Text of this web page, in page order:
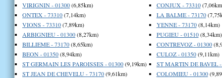
VIRIGNIN - 01300(6,85km)
ONTEX - 73310(7,14km)
VIONS - 73310(7,89km)
ARBIGNIEU - 01300(8,27km)
BILLIEME - 73170(8,65km)
BEON - 01350(8,94km)
ST GERMAIN LES PAROISSES - 01300(9,19km)
ST JEAN DE CHEVELU - 73170(9,61km)
CONJUX - 73310
LA BALME - 73170
YENNE - 73170(8,14km)
PUGIEU - 01510(8,34km)
CONTREVOZ - 01300
CULOZ - 01350(9,11km)
ST MARTIN DE BAVEL -
COLOMIEU - 01300